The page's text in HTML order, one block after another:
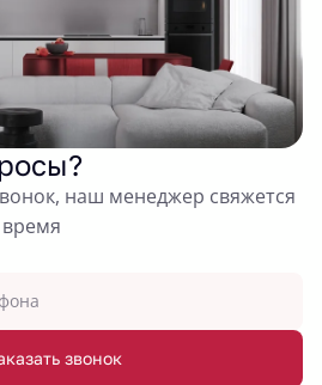
наш менеджер свяжется
звонок